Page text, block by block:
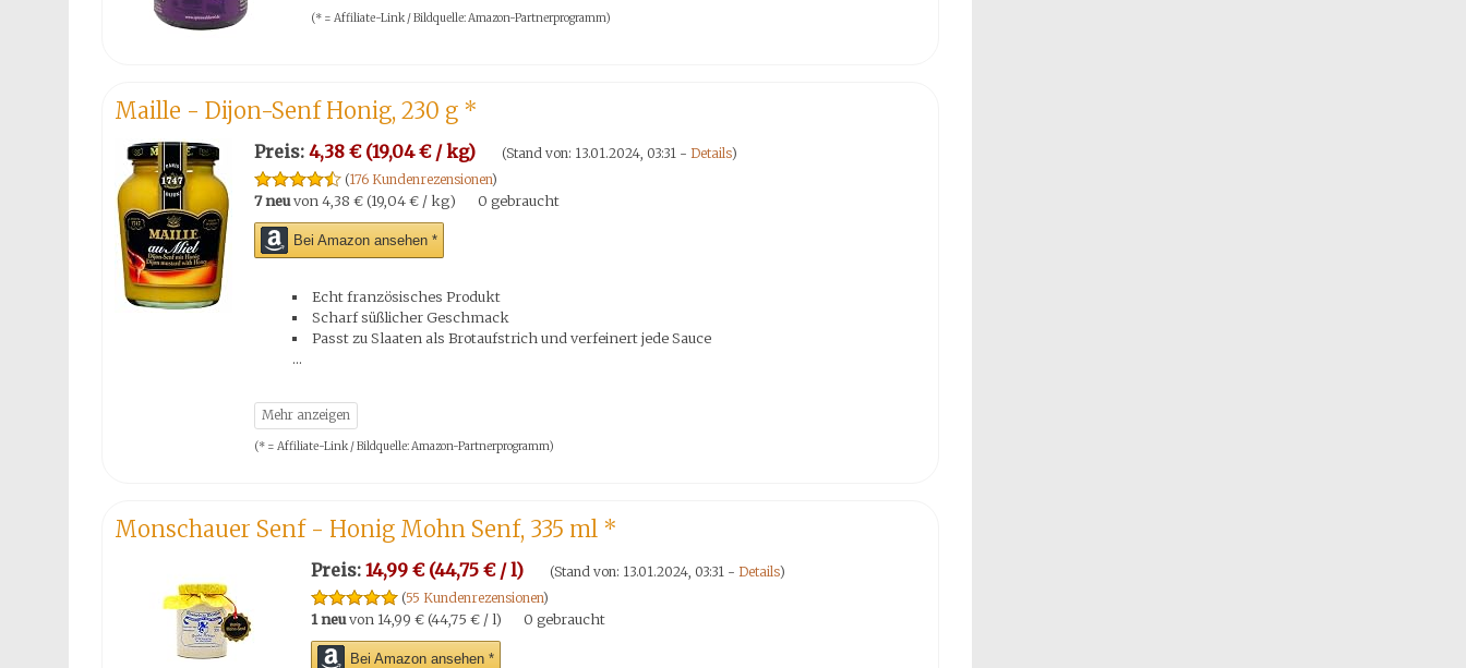
(* = Affiliate-Link / Bildquelle: Amazon-Partnerprogramm)
Maille - Dijon-Senf Honig, 230 g *
Preis: 4,38 € (19,04 € / kg) (Stand von: 13.01.2024, 03:31 - Details)
(176 Kundenrezensionen)
7 neuvon 4,38 € (19,04 € / kg) 0 gebraucht
Bei Amazon ansehen *
Echt französisches Produkt
Scharf süßlicher Geschmack
Passt zu Slaaten als Brotaufstrich und verfeinert jede Sauce
(* = Affiliate-Link / Bildquelle: Amazon-Partnerprogramm)
Monschauer Senf - Honig Mohn Senf, 335 ml *
Preis: 14,99 € (44,75 € / l) (Stand von: 13.01.2024, 03:31 - Details)
(55 Kundenrezensionen)
1 neuvon 14,99 € (44,75 € / l) 0 gebraucht
Bei Amazon ansehen *